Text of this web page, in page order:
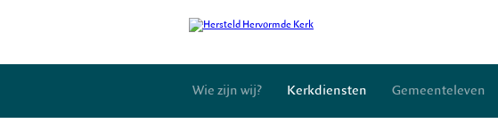
Wie zijn wij? Kerkdiensten Gemeenteleven